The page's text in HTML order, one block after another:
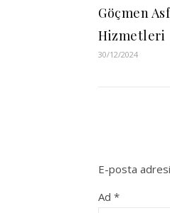
Göçmen
Hizmetleri
30/12/2024
E-posta
Ad *